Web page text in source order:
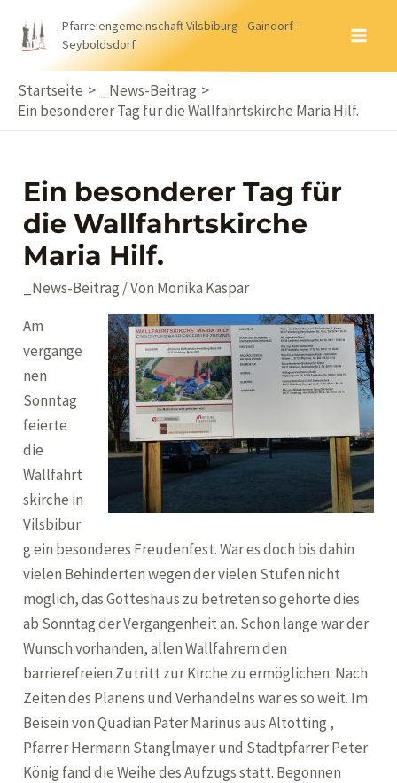
Inhalt
Pfarreiengemeinschaft Vilsbiburg - Gaindorf -
Seyboldsdorf
Startseite
_News-Beitrag
Ein besonderer Tag für die Wallfahrtskirche Maria Hilf.
Ein besonderer Tag für
die Wallfahrtskirche
Maria Hilf.
_News-Beitrag / Von Monika Kaspar
Am
vergange
nen
Sonntag
feierte
die
Wallfahrt
skirche in
Vilsbibur
g ein besonderes Freudenfest. War es doch bis dahin
vielen Behinderten wegen der vielen Stufen nicht
möglich, das Gotteshaus zu betreten so gehörte dies
ab Sonntag der Vergangenheit an. Schon lange war der
Wunsch vorhanden, allen Wallfahrern den
barrierefreien Zutritt zur Kirche zu ermöglichen. Nach
Zeiten des Planens und Verhandelns war es so weit. Im
Beisein von Quadian Pater Marinus aus Altötting ,
Pfarrer Hermann Stanglmayer und Stadtpfarrer Peter
König fand die Weihe des Aufzugs statt. Begonnen